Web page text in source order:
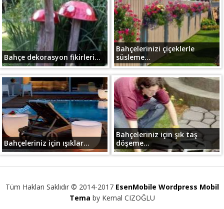
Bahçe dekorasyon fikirleri...
Bahçelerinizi çiçeklerle
süsleme...
Bahçeleriniz için ışıklar...
Bahçeleriniz için şık taş
döşeme...
Tüm Hakları Saklıdır © 2014-2017 EsenMobile Wordpress Mobil
Tema by Kemal CIZOĞLU